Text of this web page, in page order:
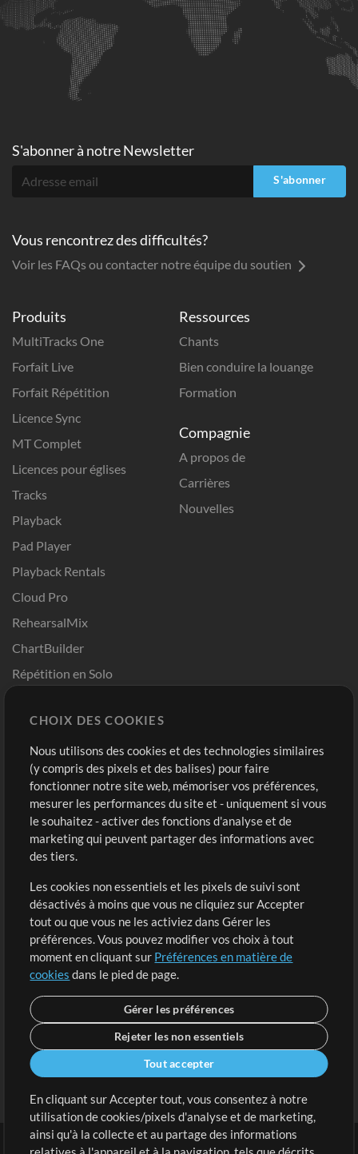
Produits
MultiTracks One
Forfait Live
Forfait Répétition
Licence Sync
MT Complet
Licences pour églises
Tracks
Playback
Pad Player
Playback Rentals
Cloud Pro
RehearsalMix
ChartBuilder
Répétition en Solo
Modèles ProPresenter
Sons
Ressources
Chants
Bien conduire la louange
Formation
Compagnie
A propos de
Carrières
Nouvelles
Boutique
Acheter des crédits
Contenu gratuit
Demander les pistes
Extras
Sessions
Soumettre votre contenu
Listes de lecture
Conférence MT
Compte
Connexion
S'inscrire
S'abonner à notre Newsletter
S'abonner
Vous rencontrez des difficultés?
Voir les FAQs ou contacter notre équipe du soutien
CHOIX DES COOKIES
Nous utilisons des cookies et des technologies similaires
(y compris des pixels et des balises) pour faire
fonctionner notre site web, mémoriser vos préférences,
mesurer les performances du site et - uniquement si vous
le souhaitez - activer des fonctions d'analyse et de
marketing qui peuvent partager des informations avec
des tiers.
Les cookies non essentiels et les pixels de suivi sont
désactivés à moins que vous ne cliquiez sur Accepter
tout ou que vous ne les activiez dans Gérer les
préférences. Vous pouvez modifier vos choix à tout
moment en cliquant sur Préférences en matière de
cookies dans le pied de page.
Gérer les préférences
Rejeter les non essentiels
Tout accepter
En cliquant sur Accepter tout, vous consentez à notre
utilisation de cookies/pixels d'analyse et de marketing,
ainsi qu'à la collecte et au partage des informations